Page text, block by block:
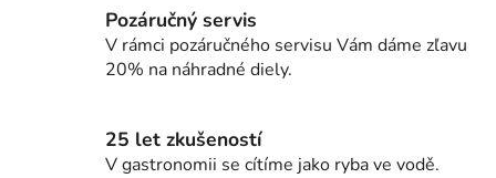
v
ý
p
u
Pozáručný servis
V rámci pozáručného servisu Vám dáme zľavu
20% na náhradné diely.
25 let zkušeností
V gastronomii se cítíme jako ryba ve vodě.